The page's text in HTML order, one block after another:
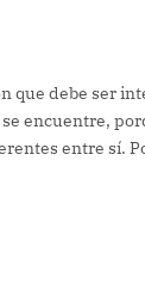
que debe ser
encuentre,
entre sí.